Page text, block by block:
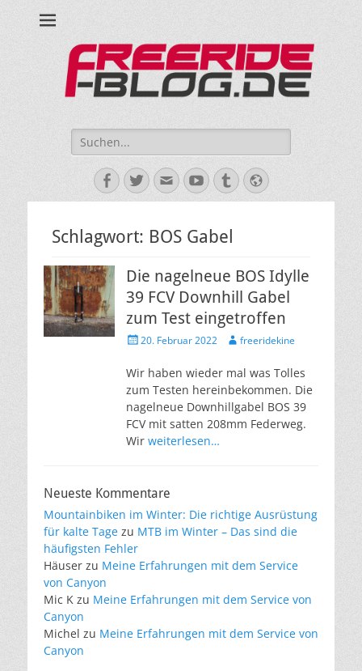
Suche
nach:
Facebook
Twitter
E-
Mail
YouTube
TumblrWebsite
Schlagwort: BOS Gabel
Die nagelneue BOS Idylle
39 FCV Downhill Gabel
zum Test eingetroffen
Veröffentlicht
20. Februar 2022 Autorfreeridekine
Wir haben wieder mal was Tolles
zum Testen hereinbekommen. Die
nagelneue Downhillgabel BOS 39
FCV mit satten 208mm Federweg.
Wir weiterlesen…
Neueste Kommentare
Mountainbiken im Winter: Die richtige Ausrüstung
für kalte Tage zu MTB im Winter – Das sind die
häufigsten Fehler
Häuser zu Meine Erfahrungen mit dem Service
von Canyon
Mic K zu Meine Erfahrungen mit dem Service von
Canyon
Michel zu Meine Erfahrungen mit dem Service von
Canyon